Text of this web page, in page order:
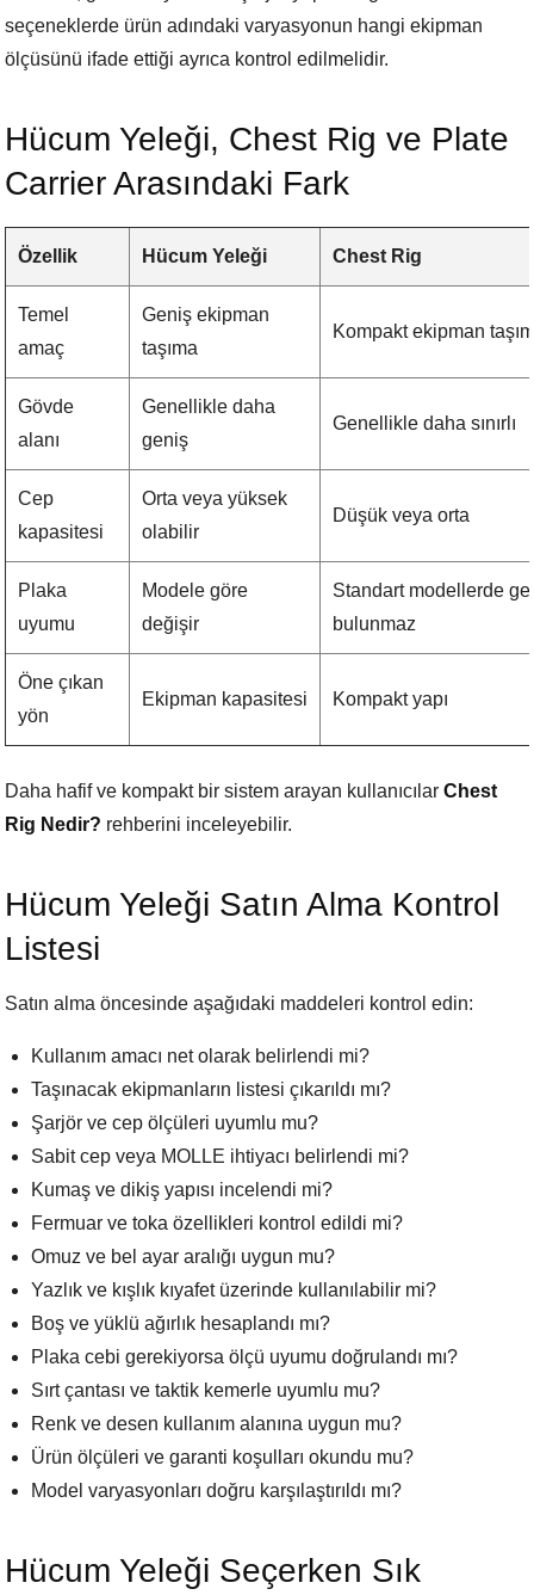
seçeneklerde ürün adındaki varyasyonun hangi ekipman
ölçüsünü ifade ettiği ayrıca kontrol edilmelidir.
Hücum Yeleği, Chest Rig ve Plate
Carrier Arasındaki Fark
Özellik Hücum Yeleği Chest Rig
Temel
amaç
Geniş ekipman
taşıma
Kompakt ekipman
Gövde
alanı
Genellikle daha
geniş
Genellikle daha sınırlı
Cep
kapasitesi
Orta veya yüksek
olabilir
Düşük veya orta
Plaka
uyumu
Modele göre
değişir
Standart modellerde
bulunmaz
Öne çıkan
yön
Ekipman kapasitesi Kompakt yapı
Daha hafif ve kompakt bir sistem arayan kullanıcılarChest
Rig Nedir? rehberini inceleyebilir.
Hücum Yeleği Satın Alma Kontrol
Listesi
Satın alma öncesinde aşağıdaki maddeleri kontrol edin:
Kullanım amacı net olarak belirlendi mi?
Taşınacak ekipmanların listesi çıkarıldı mı?
Şarjör ve cep ölçüleri uyumlu mu?
Sabit cep veya MOLLE ihtiyacı belirlendi mi?
Kumaş ve dikiş yapısı incelendi mi?
Fermuar ve toka özellikleri kontrol edildi mi?
Omuz ve bel ayar aralığı uygun mu?
Yazlık ve kışlık kıyafet üzerinde kullanılabilir mi?
Boş ve yüklü ağırlık hesaplandı mı?
Plaka cebi gerekiyorsa ölçü uyumu doğrulandı mı?
Sırt çantası ve taktik kemerle uyumlu mu?
Renk ve desen kullanım alanına uygun mu?
Ürün ölçüleri ve garanti koşulları okundu mu?
Model varyasyonları doğru karşılaştırıldı mı?
Hücum Yeleği Seçerken Sık